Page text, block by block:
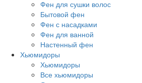
Фен для сушки волос
Бытовой фен
Фен с насадками
Фен для ванной
Настенный фен
Хьюмидоры
Хьюмидоры
Все хьюмидоры